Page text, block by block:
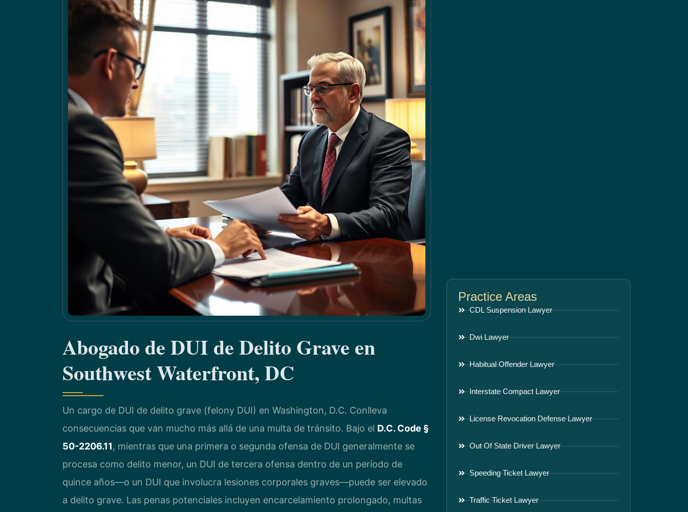
Abogado de DUI de Delito Grave en
Southwest Waterfront, DC
Un cargo de DUI de delito grave (felony DUI) en Washington, D.C. Conlleva
consecuencias que van mucho más allá de una multa de tránsito. Bajo el D.C. Code §
50-2206.11, mientras que una primera o segunda ofensa de DUI generalmente se
procesa como delito menor, un DUI de tercera ofensa dentro de un período de
quince años—o un DUI que involucra lesiones corporales graves—puede ser elevado
a delito grave. Las penas potenciales incluyen encarcelamiento prolongado, multas
Practice Areas
CDL Suspension Lawyer
Dwi Lawyer
Habitual Offender Lawyer
Interstate Compact Lawyer
License Revocation Defense Lawyer
Out Of State Driver Lawyer
Speeding Ticket Lawyer
Traffic Ticket Lawyer